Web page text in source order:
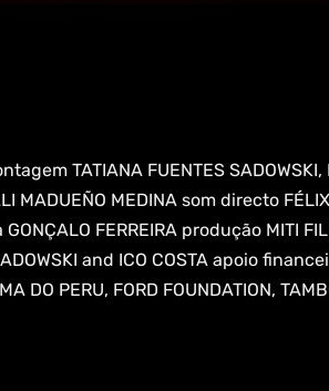
TATIANA FUENTES
MADUEÑO MEDINA som directo
FERREIRA produção MITI
and ICO COSTA apoio
DO PERU, FORD FOUNDATION,